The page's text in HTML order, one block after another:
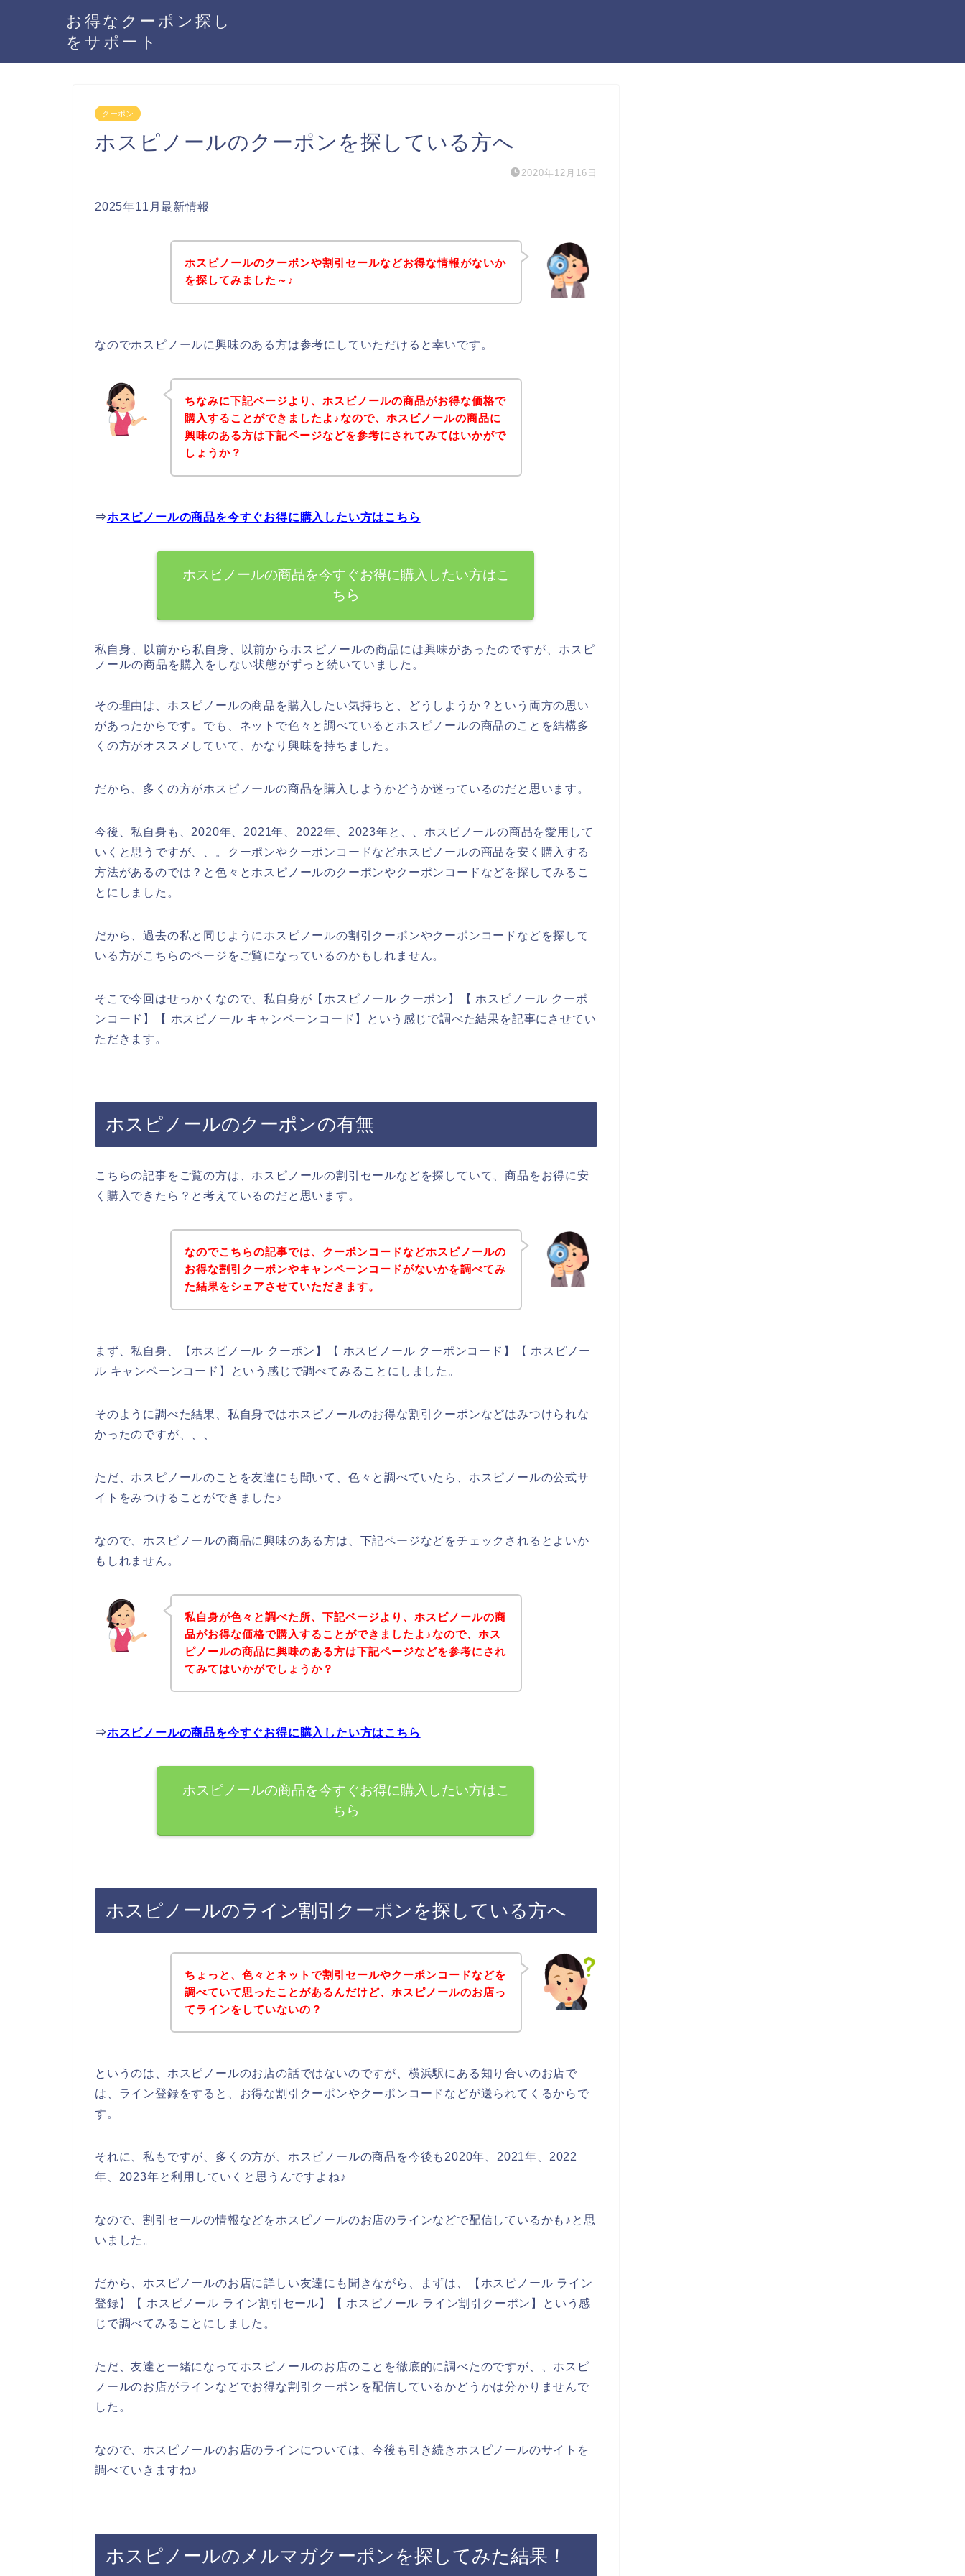
お得なクーポン探し
をサポート
クーポン
ホスピノールのクーポンを探している方へ
2020年12月16日
2025年11月最新情報
ホスピノールのクーポンや割引セールなどお得な情報がないか
を探してみました～♪
なのでホスピノールに興味のある方は参考にしていただけると幸いです。
ちなみに下記ページより、ホスピノールの商品がお得な価格で
購入することができましたよ♪なので、ホスピノールの商品に
興味のある方は下記ページなどを参考にされてみてはいかがで
しょうか？
⇒ホスピノールの商品を今すぐお得に購入したい方はこちら
ホスピノールの商品を今すぐお得に購入したい方はこ
ちら
私自身、以前から私自身、以前からホスピノールの商品には興味があったのですが、ホスピ
ノールの商品を購入をしない状態がずっと続いていました。
その理由は、ホスピノールの商品を購入したい気持ちと、どうしようか？という両方の思い
があったからです。でも、ネットで色々と調べているとホスピノールの商品のことを結構多
くの方がオススメしていて、かなり興味を持ちました。
だから、多くの方がホスピノールの商品を購入しようかどうか迷っているのだと思います。
今後、私自身も、2020年、2021年、2022年、2023年と、、ホスピノールの商品を愛用して
いくと思うですが、、。クーポンやクーポンコードなどホスピノールの商品を安く購入する
方法があるのでは？と色々とホスピノールのクーポンやクーポンコードなどを探してみるこ
とにしました。
だから、過去の私と同じようにホスピノールの割引クーポンやクーポンコードなどを探して
いる方がこちらのページをご覧になっているのかもしれません。
そこで今回はせっかくなので、私自身が【ホスピノール クーポン】【 ホスピノール クーポ
ンコード】【 ホスピノール キャンペーンコード】という感じで調べた結果を記事にさせてい
ただきます。
ホスピノールのクーポンの有無
こちらの記事をご覧の方は、ホスピノールの割引セールなどを探していて、商品をお得に安
く購入できたら？と考えているのだと思います。
なのでこちらの記事では、クーポンコードなどホスピノールの
お得な割引クーポンやキャンペーンコードがないかを調べてみ
た結果をシェアさせていただきます。
まず、私自身、【ホスピノール クーポン】【 ホスピノール クーポンコード】【 ホスピノー
ル キャンペーンコード】という感じで調べてみることにしました。
そのように調べた結果、私自身ではホスピノールのお得な割引クーポンなどはみつけられな
かったのですが、、、
ただ、ホスピノールのことを友達にも聞いて、色々と調べていたら、ホスピノールの公式サ
イトをみつけることができました♪
なので、ホスピノールの商品に興味のある方は、下記ページなどをチェックされるとよいか
もしれません。
私自身が色々と調べた所、下記ページより、ホスピノールの商
品がお得な価格で購入することができましたよ♪なので、ホス
ピノールの商品に興味のある方は下記ページなどを参考にされ
てみてはいかがでしょうか？
⇒ホスピノールの商品を今すぐお得に購入したい方はこちら
ホスピノールの商品を今すぐお得に購入したい方はこ
ちら
ホスピノールのライン割引クーポンを探している方へ
ちょっと、色々とネットで割引セールやクーポンコードなどを
調べていて思ったことがあるんだけど、ホスピノールのお店っ
てラインをしていないの？
というのは、ホスピノールのお店の話ではないのですが、横浜駅にある知り合いのお店で
は、ライン登録をすると、お得な割引クーポンやクーポンコードなどが送られてくるからで
す。
それに、私もですが、多くの方が、ホスピノールの商品を今後も2020年、2021年、2022
年、2023年と利用していくと思うんですよね♪
なので、割引セールの情報などをホスピノールのお店のラインなどで配信しているかも♪と思
いました。
だから、ホスピノールのお店に詳しい友達にも聞きながら、まずは、【ホスピノール ライン
登録】【 ホスピノール ライン割引セール】【 ホスピノール ライン割引クーポン】という感
じで調べてみることにしました。
ただ、友達と一緒になってホスピノールのお店のことを徹底的に調べたのですが、、ホスピ
ノールのお店がラインなどでお得な割引クーポンを配信しているかどうかは分かりませんで
した。
なので、ホスピノールのお店のラインについては、今後も引き続きホスピノールのサイトを
調べていきますね♪
ホスピノールのメルマガクーポンを探してみた結果！